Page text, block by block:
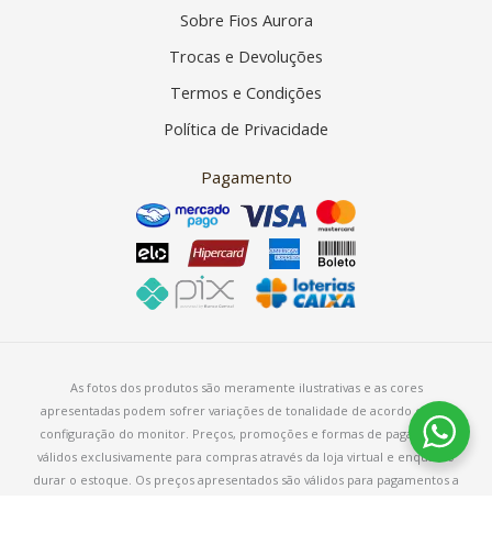
Sobre Fios Aurora
Trocas e Devoluções
Termos e Condições
Política de Privacidade
Pagamento
As fotos dos produtos são meramente ilustrativas e as cores
apresentadas podem sofrer variações de tonalidade de acordo com a
configuração do monitor. Preços, promoções e formas de pagamento
válidos exclusivamente para compras através da loja virtual e enquanto
durar o estoque. Os preços apresentados são válidos para pagamentos a